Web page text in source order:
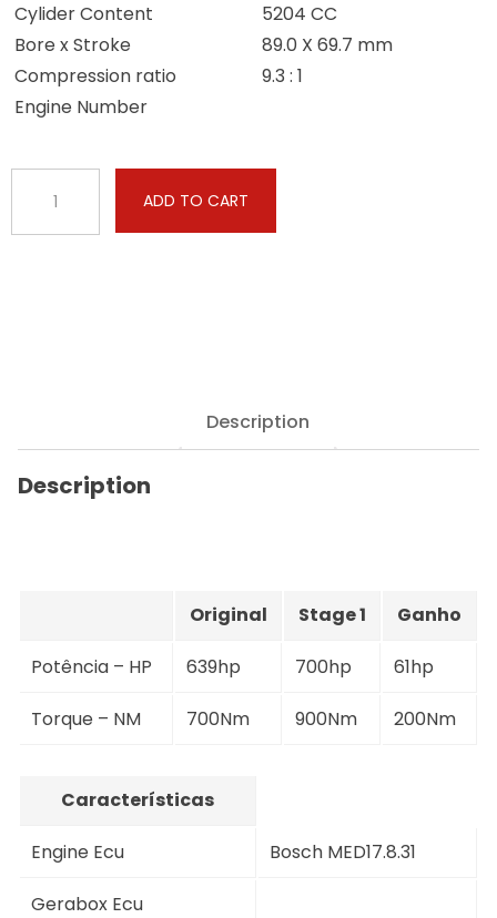
Cylider Content
5204 CC
Bore x Stroke
89.0 X 69.7 mm
Compression ratio
9.3 : 1
Engine Number
Martin
-
ADD TO CART
Description
Description
Original Stage 1 Ganho
Potência – HP 639hp 700hp 61hp
Torque – NM 700Nm 900Nm 200Nm
Características
Engine Ecu Bosch MED17.8.31
Gerabox Ecu